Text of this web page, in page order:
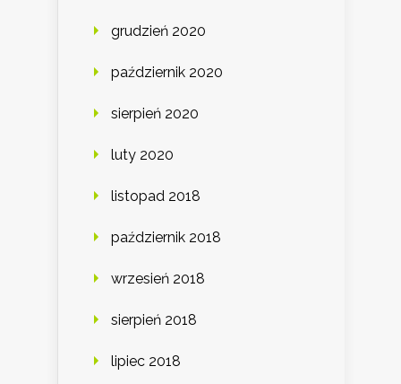
grudzień 2020
październik 2020
sierpień 2020
luty 2020
listopad 2018
październik 2018
wrzesień 2018
sierpień 2018
lipiec 2018